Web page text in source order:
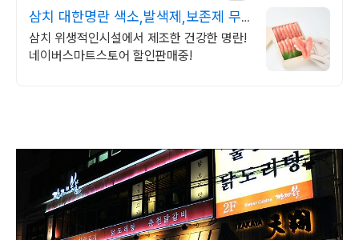
삼치 대한명란 색소,발색제,보존제 무
첨가
삼치 위생적인시설에서 제조한 건강한 명란!
네이버스마트스토어 할인판매중!